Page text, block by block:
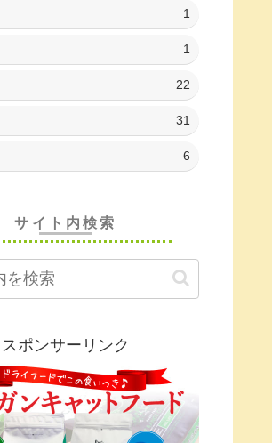
1
1
22
31
6
サイト内検索
スポンサーリンク